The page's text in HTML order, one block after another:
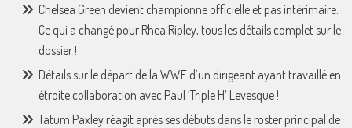
Chelsea Green devient championne officielle et pas intérimaire.
Ce qui a changé pour Rhea Ripley, tous les détails complet sur le
dossier !
Détails sur le départ de la WWE d’un dirigeant ayant travaillé en
étroite collaboration avec Paul ‘Triple H’ Levesque !
Tatum Paxley réagit après ses débuts dans le roster principal de